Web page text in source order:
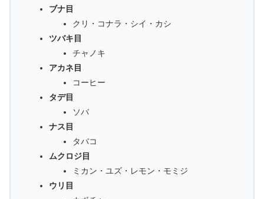
ブナ目
クリ・コナラ・シイ・カシ
ツバキ目
チャノキ
アカネ目
コーヒー
タデ目
ソバ
ナス目
タバコ
ムクロジ目
ミカン・ユズ・レモン・モミジ
ウリ目